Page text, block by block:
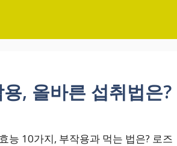
, 올바른 섭취법은?
능 10가지, 부작용과 먹는 법은? 로즈